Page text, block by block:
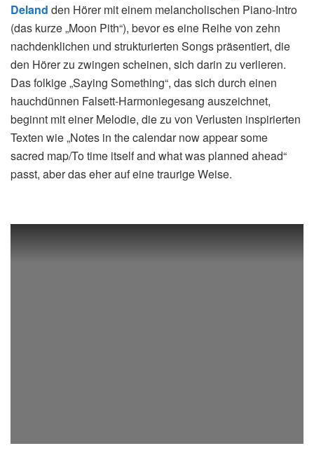
Deland den Hörer mit einem melancholischen Piano-Intro
(das kurze „Moon Pith“), bevor es eine Reihe von zehn
nachdenklichen und strukturierten Songs präsentiert, die
den Hörer zu zwingen scheinen, sich darin zu verlieren.
Das folkige „Saying Something“, das sich durch einen
hauchdünnen Falsett-Harmoniegesang auszeichnet,
beginnt mit einer Melodie, die zu von Verlusten inspirierten
Texten wie „Notes in the calendar now appear some
sacred map/To time itself and what was planned ahead“
passt, aber das eher auf eine traurige Weise.